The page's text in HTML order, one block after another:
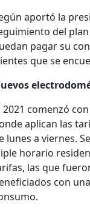
aportó la
del
pagar su
que se
2021 comenzó
aplican las
lunes a viernes.
horario
las que
con